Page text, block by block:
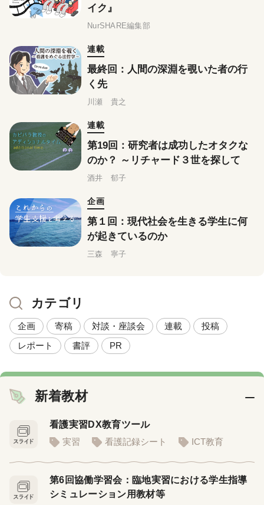
イク』
NurSHARE編集部
連載
最終回：人間の深淵を覗いた者の行
く先
川瀬 貴之
連載
第19回：研究者は成功したオタクな
のか？ ～リチャード３世を探して
酒井 郁子
企画
第１回：現代社会を生きる学生に何
が起きているのか
三森 寧子
カテゴリ
企画 寄稿 対談・座談会 連載
投稿
レポート
書評 PR
新着教材
看護実習DX教育ツール
実習
看護記録シート ICT教育
第6回協働学習会：臨地実習における学生指導
シミュレーション用教材等